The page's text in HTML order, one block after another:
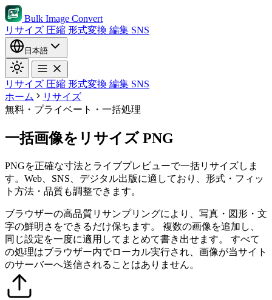
Bulk Image Convert
リサイズ 圧縮 形式変換 編集 SNS
日本語
リサイズ 圧縮 形式変換 編集 SNS
ホーム
リサイズ
無料・プライベート・一括処理
一括画像をリサイズ PNG
PNGを正確な寸法とライブプレビューで一括リサイズしま
す。Web、SNS、デジタル出版に適しており、形式・フィッ
ト方法・品質も調整できます。
ブラウザーの高品質リサンプリングにより、写真・図形・文
字の鮮明さをできるだけ保ちます。 複数の画像を追加し、
同じ設定を一度に適用してまとめて書き出せます。 すべて
の処理はブラウザー内でローカル実行され、画像が当サイト
のサーバーへ送信されることはありません。